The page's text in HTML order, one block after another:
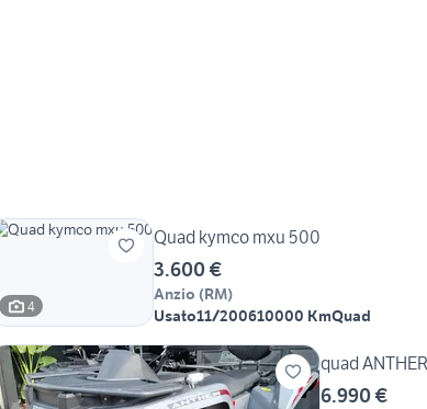
4
Quad kymco mxu 500
3.600 €
Anzio (RM)
Usato11/200610000 KmQuad
quad
6.990 €